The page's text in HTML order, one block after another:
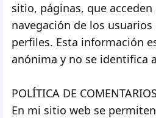
sitio, páginas, que
navegación de los
perfiles. Esta información
anónima y no se identifica
POLÍTICA DE
En mi sitio web se